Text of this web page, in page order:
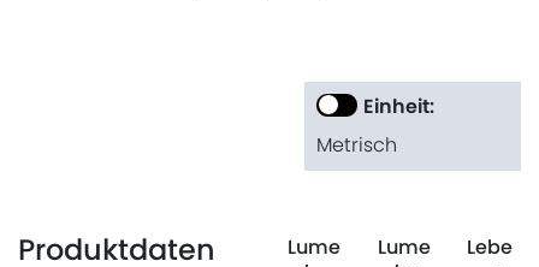
Einheit:
Metrisch
Produktdaten
Lume
Lume
Lebe